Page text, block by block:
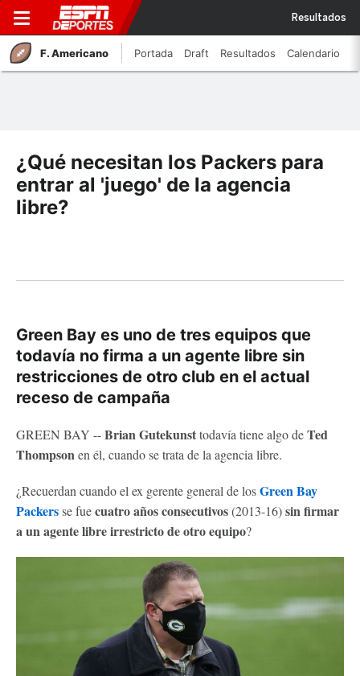
Resultados
F. Americano Portada Draft Resultados Calendario
¿Qué necesitan los Packers para
entrar al 'juego' de la agencia
libre?
Green Bay es uno de tres equipos que
todavía no firma a un agente libre sin
restricciones de otro club en el actual
receso de campaña
GREEN BAY --Brian Gutekunsttodavía tiene algo deTed
Thompsonen él, cuando se trata de la agencia libre.
¿Recuerdan cuando el ex gerente general de losGreen Bay
Packersse fuecuatro años consecutivos(2013-16)sin firmar
a un agente libre irrestricto de otro equipo?